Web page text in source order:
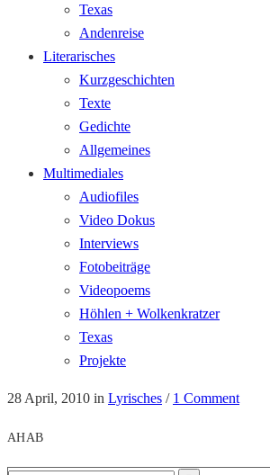
Texas
Andenreise
Literarisches
Kurzgeschichten
Texte
Gedichte
Allgemeines
Multimediales
Audiofiles
Video Dokus
Interviews
Fotobeiträge
Videopoems
Höhlen + Wolkenkratzer
Texas
Projekte
28 April, 2010 in Lyrisches / 1 Comment
AHAB